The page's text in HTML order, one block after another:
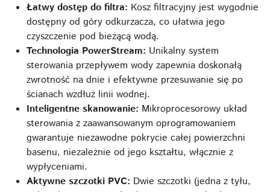
Łatwy dostęp do filtra: Kosz filtracyjny jest wygodnie
dostępny od góry odkurzacza, co ułatwia jego
czyszczenie pod bieżącą wodą.
Technologia PowerStream: Unikalny system
sterowania przepływem wody zapewnia doskonałą
zwrotność na dnie i efektywne przesuwanie się po
ścianach wzdłuż linii wodnej.
Inteligentne skanowanie: Mikroprocesorowy układ
sterowania z zaawansowanym oprogramowaniem
gwarantuje niezawodne pokrycie całej powierzchni
basenu, niezależnie od jego kształtu, włącznie z
wypłyceniami.
Aktywne szczotki PVC: Dwie szczotki (jedna z tyłu,